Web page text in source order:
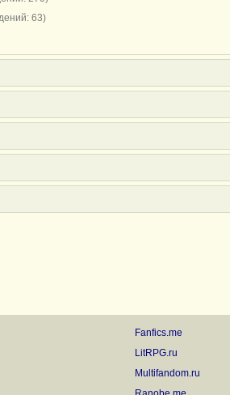
63)
Fanfics.me
LitRPG.ru
Multifandom.ru